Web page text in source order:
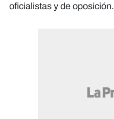
oficialistas y de oposición.